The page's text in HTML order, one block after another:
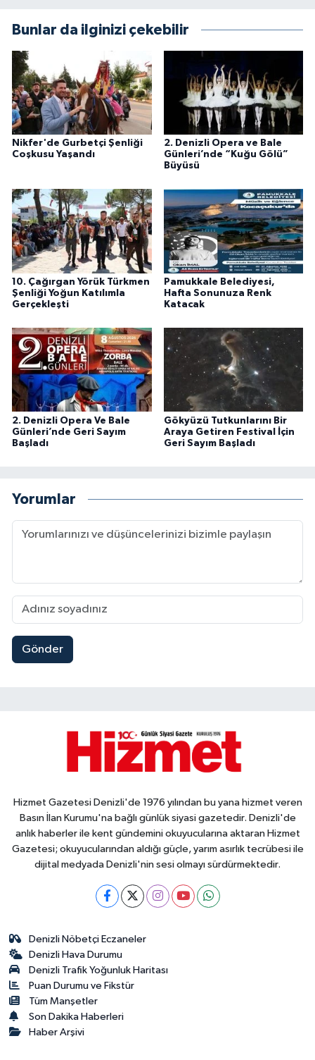
Bunlar da ilginizi çekebilir
Nikfer'de Gurbetçi Şenliği
Coşkusu Yaşandı
2. Denizli Opera ve Bale
Günleri’nde “Kuğu Gölü”
Büyüsü
10. Çağırgan Yörük Türkmen
Şenliği Yoğun Katılımla
Gerçekleşti
Pamukkale Belediyesi,
Hafta Sonunuza Renk
Katacak
2. Denizli Opera Ve Bale
Günleri’nde Geri Sayım
Başladı
Gökyüzü Tutkunlarını Bir
Araya Getiren Festival İçin
Geri Sayım Başladı
Yorumlar
Gönder
Hizmet Gazetesi Denizli'de 1976 yılından bu yana hizmet veren
Basın İlan Kurumu'na bağlı günlük siyasi gazetedir. Denizli'de
anlık haberler ile kent gündemini okuyucularına aktaran Hizmet
Gazetesi; okuyucularından aldığı güçle, yarım asırlık tecrübesi ile
dijital medyada Denizli'nin sesi olmayı sürdürmektedir.
Denizli Nöbetçi Eczaneler
Denizli Hava Durumu
Denizli Trafik Yoğunluk Haritası
Puan Durumu ve Fikstür
Tüm Manşetler
Son Dakika Haberleri
Haber Arşivi